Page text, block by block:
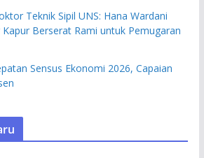
Teknik Sipil UNS: Hana Wardani
Berserat Rami untuk Pemugaran
Sensus Ekonomi 2026, Capaian